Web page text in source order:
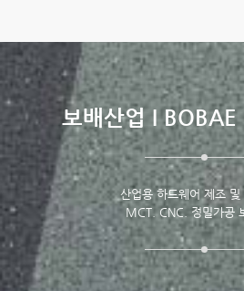
보배산업 I BOBAE
산업용 하드웨어 제조 및
MCT. CNC. 정밀가공